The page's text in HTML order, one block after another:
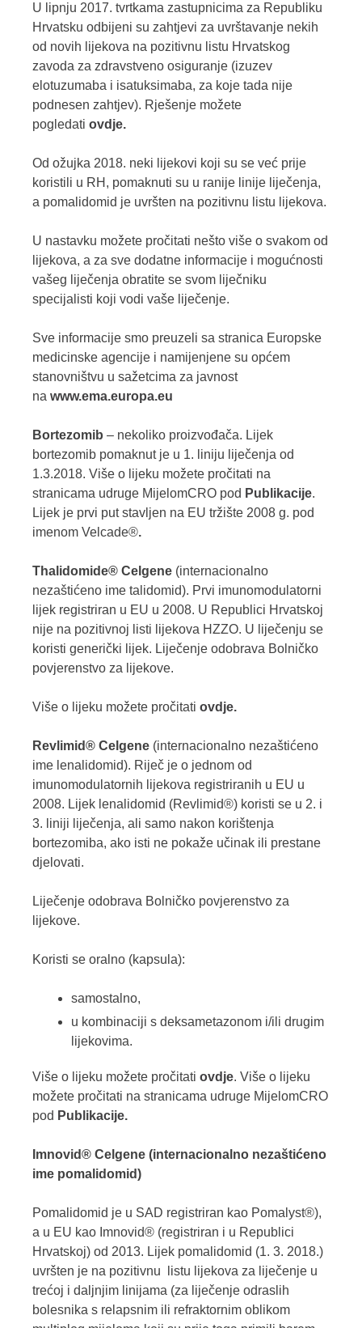
U lipnju 2017. tvrtkama zastupnicima za Republiku
Hrvatsku odbijeni su zahtjevi za uvrštavanje nekih
od novih lijekova na pozitivnu listu Hrvatskog
zavoda za zdravstveno osiguranje (izuzev
elotuzumaba i isatuksimaba, za koje tada nije
podnesen zahtjev). Rješenje možete
pogledati ovdje.
Od ožujka 2018. neki lijekovi koji su se već prije
koristili u RH, pomaknuti su u ranije linije liječenja,
a pomalidomid je uvršten na pozitivnu listu lijekova.
U nastavku možete pročitati nešto više o svakom od
lijekova, a za sve dodatne informacije i mogućnosti
vašeg liječenja obratite se svom liječniku
specijalisti koji vodi vaše liječenje.
Sve informacije smo preuzeli sa stranica Europske
medicinske agencije i namijenjene su općem
stanovništvu u sažetcima za javnost
na www.ema.europa.eu
Bortezomib – nekoliko proizvođača. Lijek
bortezomib pomaknut je u 1. liniju liječenja od
1.3.2018. Više o lijeku možete pročitati na
stranicama udruge MijelomCRO pod Publikacije.
Lijek je prvi put stavljen na EU tržište 2008 g. pod
imenom Velcade®.
Thalidomide® Celgene (internacionalno
nezaštićeno ime talidomid). Prvi imunomodulatorni
lijek registriran u EU u 2008. U Republici Hrvatskoj
nije na pozitivnoj listi lijekova HZZO. U liječenju se
koristi generički lijek. Liječenje odobrava Bolničko
povjerenstvo za lijekove.
Više o lijeku možete pročitati ovdje.
Revlimid® Celgene (internacionalno nezaštićeno
ime lenalidomid). Riječ je o jednom od
imunomodulatornih lijekova registriranih u EU u
2008. Lijek lenalidomid (Revlimid®) koristi se u 2. i
3. liniji liječenja, ali samo nakon korištenja
bortezomiba, ako isti ne pokaže učinak ili prestane
djelovati.
Liječenje odobrava Bolničko povjerenstvo za
lijekove.
Koristi se oralno (kapsula):
samostalno,
u kombinaciji s deksametazonom i/ili drugim
lijekovima.
Više o lijeku možete pročitati ovdje. Više o lijeku
možete pročitati na stranicama udruge MijelomCRO
pod Publikacije.
Imnovid® Celgene (internacionalno nezaštićeno
ime pomalidomid)
Pomalidomid je u SAD registriran kao Pomalyst®),
a u EU kao Imnovid® (registriran i u Republici
Hrvatskoj) od 2013. Lijek pomalidomid (1. 3. 2018.)
uvršten je na pozitivnu listu lijekova za liječenje u
trećoj i daljnjim linijama (za liječenje odraslih
bolesnika s relapsnim ili refraktornim oblikom